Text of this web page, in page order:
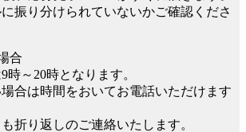
振り分けられていないかご確認くださ
合
～20時となります。
合は時間をおいてお電話いただけます
折り返しのご連絡いたします。